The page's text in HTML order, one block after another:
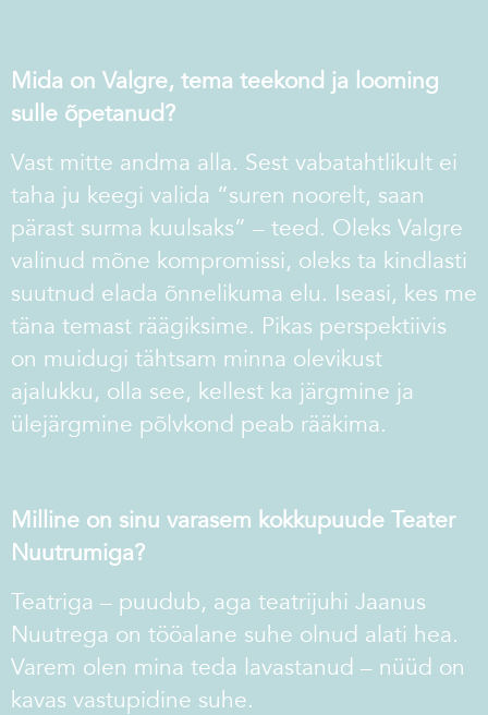
Mida on Valgre, tema teekond ja looming
sulle õpetanud?
Vast mitte andma alla. Sest vabatahtlikult ei
taha ju keegi valida ”suren noorelt, saan
pärast surma kuulsaks” – teed. Oleks Valgre
valinud mõne kompromissi, oleks ta kindlasti
suutnud elada õnnelikuma elu. Iseasi, kes me
täna temast räägiksime. Pikas perspektiivis
on muidugi tähtsam minna olevikust
ajalukku, olla see, kellest ka järgmine ja
ülejärgmine põlvkond peab rääkima.
Milline on sinu varasem kokkupuude Teater
Nuutrumiga?
Teatriga – puudub, aga teatrijuhi Jaanus
Nuutrega on tööalane suhe olnud alati hea.
Varem olen mina teda lavastanud – nüüd on
kavas vastupidine suhe.